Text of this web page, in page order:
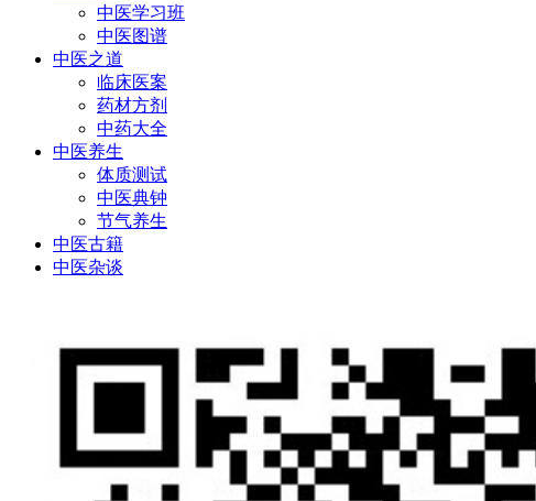
中医学习班
中医图谱
中医之道
临床医案
药材方剂
中药大全
中医养生
体质测试
中医典钟
节气养生
中医古籍
中医杂谈